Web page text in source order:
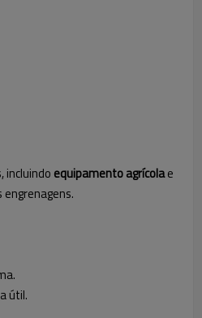
incluindo equipamento agrícolae
útil.